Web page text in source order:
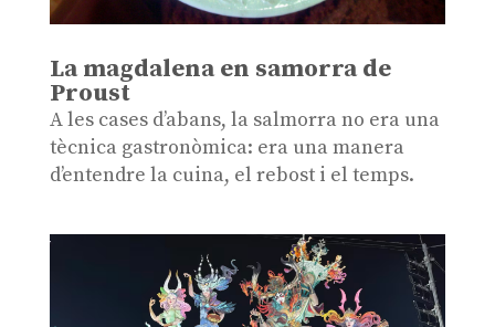
La magdalena en samorra de
Proust
A les cases d’abans, la salmorra no era una
tècnica gastronòmica: era una manera
d’entendre la cuina, el rebost i el temps.